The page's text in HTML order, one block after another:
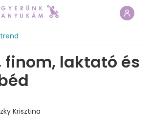
finom, laktató és
Krisztina